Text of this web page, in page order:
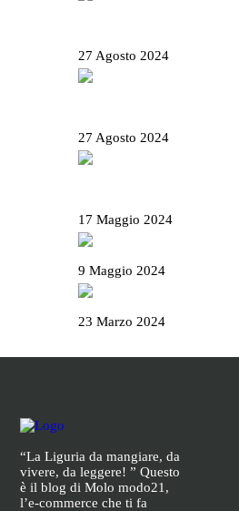
27 Agosto 2024
27 Agosto 2024
17 Maggio 2024
9 Maggio 2024
23 Marzo 2024
“La Liguria da mangiare, da
vivere, da leggere! ” Questo
è il blog di Molo modo21,
l’e-commerce che ti fa